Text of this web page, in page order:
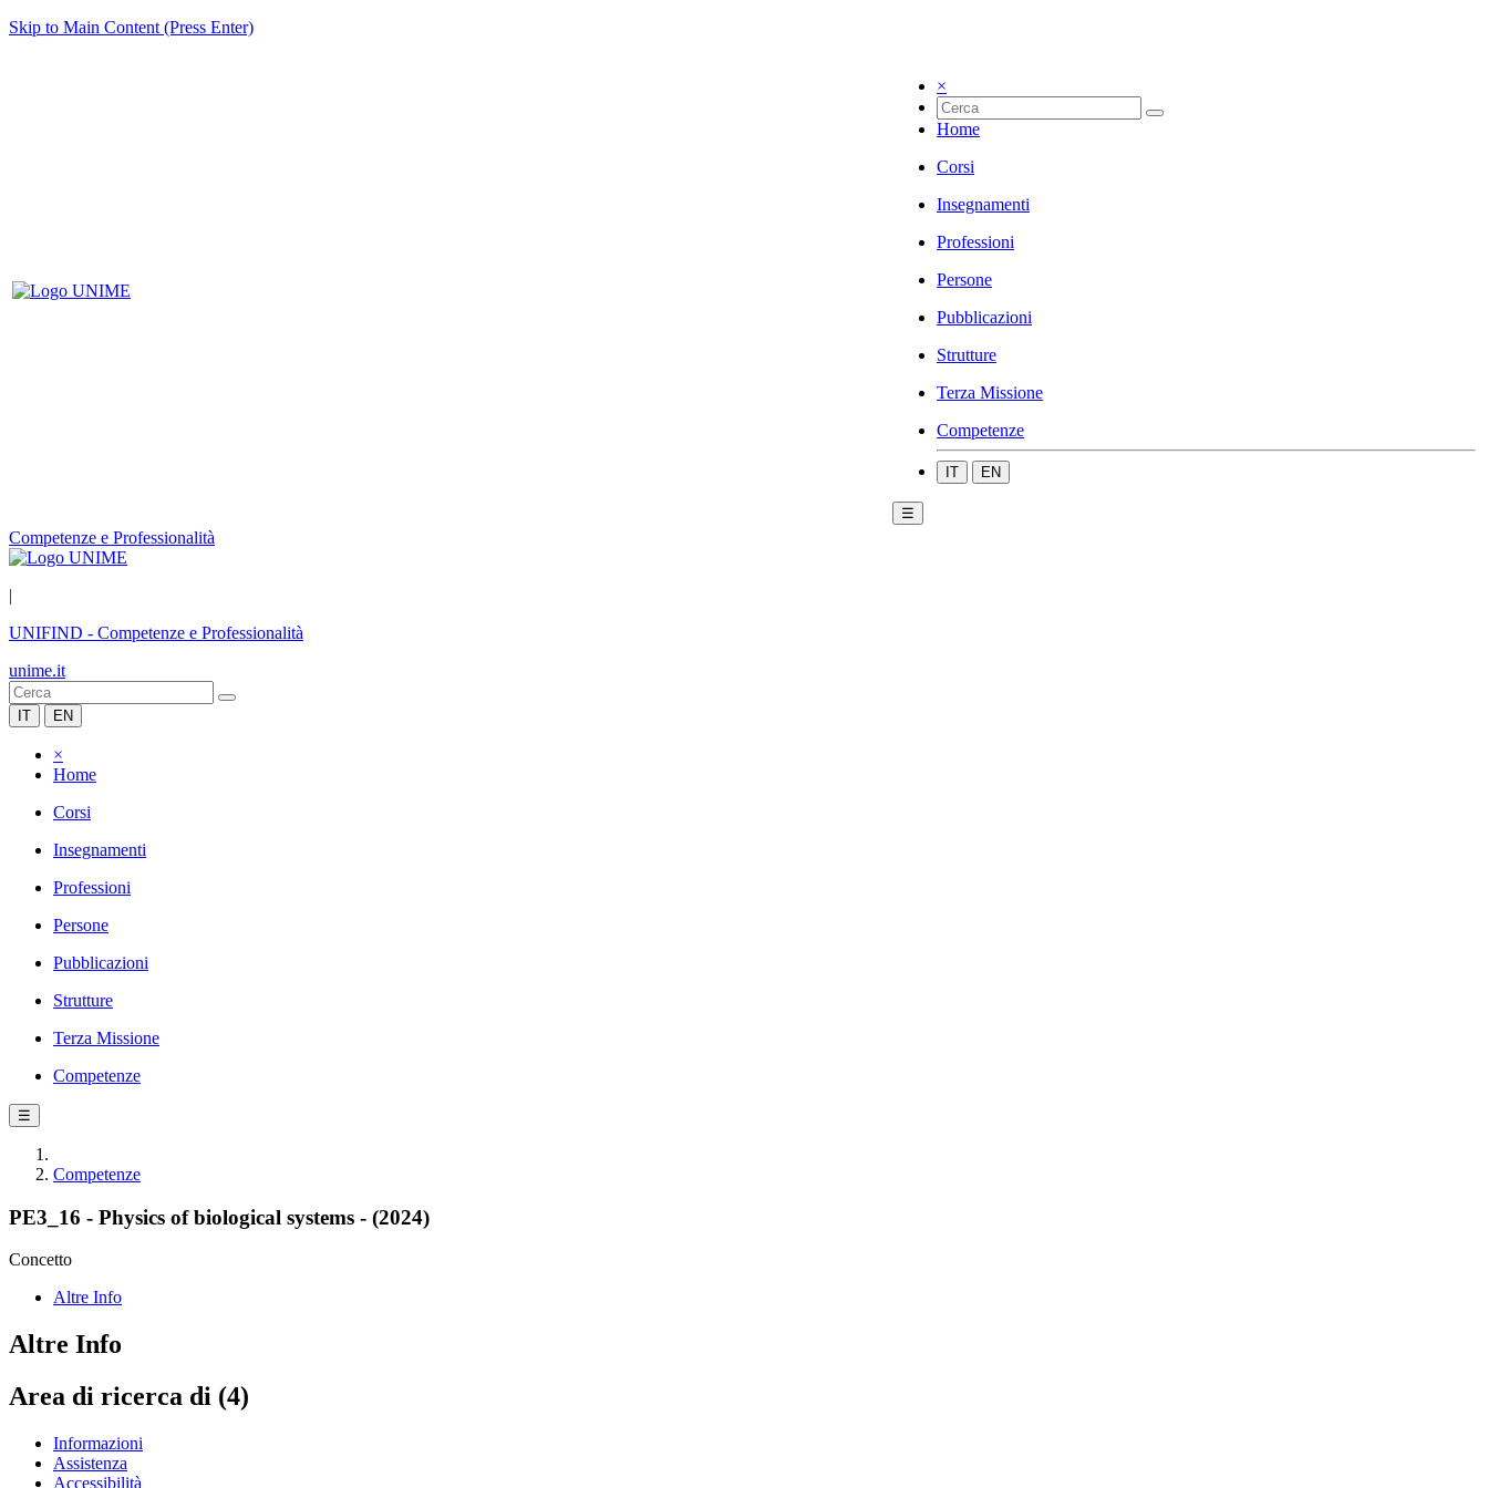
Skip to Main Content (Press Enter)
×
Home
Corsi
Insegnamenti
Professioni
Persone
Pubblicazioni
Strutture
Terza Missione
Competenze
IT EN
☰
Competenze e Professionalità
|
UNIFIND - Competenze e Professionalità
unime.it
IT EN
×
Home
Corsi
Insegnamenti
Professioni
Persone
Pubblicazioni
Strutture
Terza Missione
Competenze
☰
Competenze
PE3_16 - Physics of biological systems - (2024)
Concetto
Altre Info
Altre Info
Area di ricerca di (4)
Informazioni
Assistenza
Accessibilità